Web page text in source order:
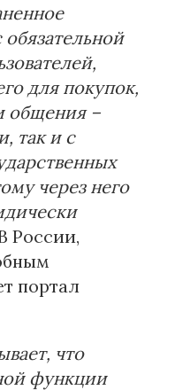
для покупок,
общения –
так и с
через него
России,
портал
что
функции